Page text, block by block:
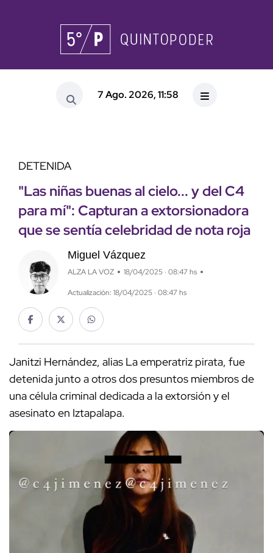
7 Ago. 2026, 11:58
DETENIDA
"Las niñas buenas al cielo... y del C4
para mí": Capturan a extorsionadora
que se sentía celebridad de nota roja
Miguel Vázquez
ALZA LA VOZ 18/04/2025 · 08:47 hs
Actualización: 18/04/2025 · 08:47 hs
Janitzi Hernández, alias La emperatriz pirata, fue
detenida junto a otros dos presuntos miembros de
una célula criminal dedicada a la extorsión y el
asesinato en Iztapalapa.